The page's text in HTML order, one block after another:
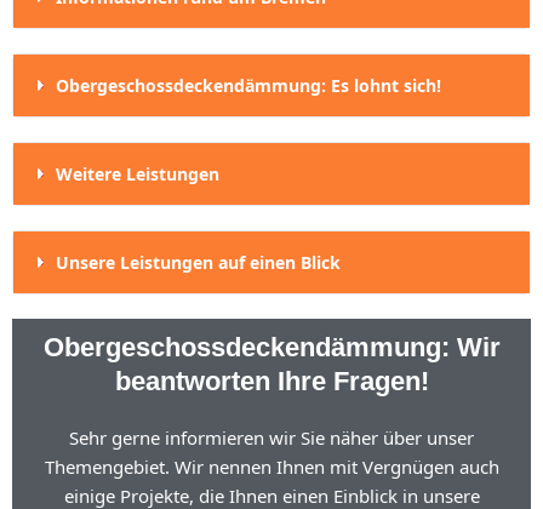
Obergeschossdeckendämmung: Es lohnt sich!
Weitere Leistungen
Unsere Leistungen auf einen Blick
Obergeschossdeckendämmung: Wir
beantworten Ihre Fragen!
Sehr gerne informieren wir Sie näher über unser
Themengebiet. Wir nennen Ihnen mit Vergnügen auch
einige Projekte, die Ihnen einen Einblick in unsere